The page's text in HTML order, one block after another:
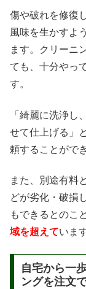
傷や破れを修復
風味を生かすよ
ます。クリーニ
ても、十分やっ
す。
「綺麗に洗浄し
せて仕上げる」
頼することがで
また、別途有料
どが劣化・破損
もできるとのこ
域を超えていま
自宅から一
ングを注文